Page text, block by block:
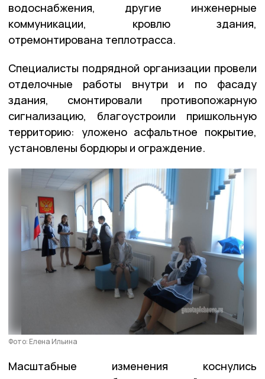
водоснабжения, другие инженерные
коммуникации, кровлю здания,
отремонтирована теплотрасса.
Специалисты подрядной организации провели
отделочные работы внутри и по фасаду
здания, смонтировали противопожарную
сигнализацию, благоустроили пришкольную
территорию: уложено асфальтное покрытие,
установлены бордюры и ограждение.
Фото: Елена Ильина
Масштабные изменения коснулись